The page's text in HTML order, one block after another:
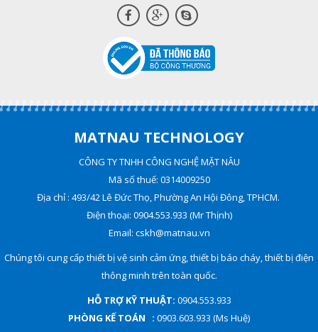
MATNAU TECHNOLOGY
CÔNG TY TNHH CÔNG NGHỆ MẶT NÂU
Mã số thuế: 0314009250
Địa chỉ : 493/42 Lê Đức Thọ, Phường An Hội Đông, TPHCM.
Điện thoại: 0904.553.933 (Mr Thịnh)
Email: cskh@matnau.vn
Chúng tôi cung cấp thiết bị vệ sinh cảm ứng, thiết bị báo cháy, thiết bị điện
thông minh trên toàn quốc.
HỖ TRỢ KỸ THUẬT: 0904.553.933
PHÒNG KẾ TOÁN : 0903.603.933 (Ms Huệ)